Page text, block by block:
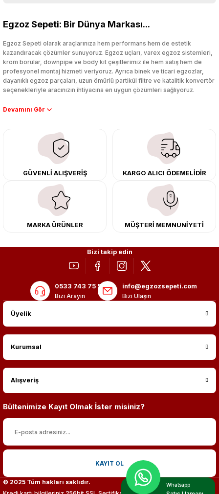
Egzoz Sepeti: Bir Dünya Markası...
Egzoz Sepeti olarak araçlarınıza hem performans hem de estetik
kazandıracak çözümler sunuyoruz. Egzoz uçları, varex egzoz sistemleri,
krom borular, downpipe ve body kit çeşitlerimiz ile hem satış hem de
profesyonel montaj hizmeti veriyoruz. Ayrıca binek ve ticari egzozlar,
dayanıklı egzoz parçaları, uzun ömürlü partikül filtre ve katalitik konvertör
seçenekleriyle aracınızın ihtiyacına en uygun çözümleri sağlıyoruz.
Performans artışı isteyen sürücüler için özel performans egzozları ve
çıkma orijinal ürünler ile yenileyebilir, body kit uygulamalarıyla aracınızın
tasarımını ve aerodinamisini üst seviyeye taşıyabilirsiniz.
Tüm ürünlerimiz orijinal, dayanıklı ve uzun ömürlüdür. İstanbul’daki montaj
merkezimizde profesyonel montaj yapıyor, Türkiye’nin her yerine güvenli
kargo ile teslimat gerçekleştiriyoruz. Aracınıza değer katmak için doğru
adres: Egzoz Sepeti.
GÜVENLİ ALIŞVERİŞ KARGO ALICI ÖDEMELİDİR
MARKA ÜRÜNLER MÜŞTERİ MEMNUNİYETİ
Bizi takip edin
0533 743 75 56
Bizi Arayın
info@egzozsepeti.com
Bizi Ulaşın
Üyelik
Kurumsal
Alışveriş
Bültenimize Kayıt Olmak İster misiniz?
KAYIT OL
© 2025 Tüm hakları saklıdır.
Whatsapp